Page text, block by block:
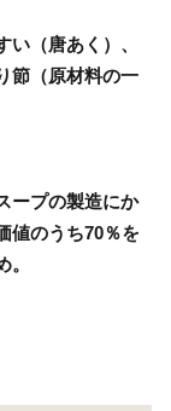
（唐あく）、
節（原材料の一
ープの製造にか
値のうち70％を